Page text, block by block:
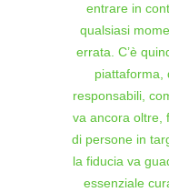
entrare in
qualsiasi
errata. C’è
piattaforma,
responsabili,
va ancora oltre,
di persone in
la fiducia va
essenziale